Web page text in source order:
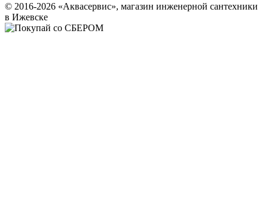
© 2016-2026 «Аквасервис», магазин инженерной сантехники
в Ижевске